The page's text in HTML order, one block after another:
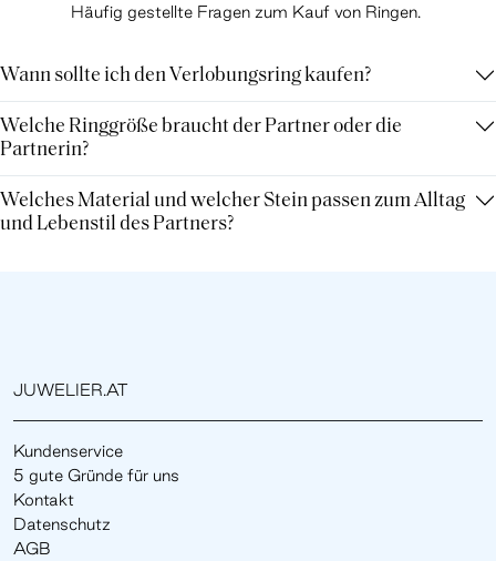
Häufig gestellte Fragen zum Kauf von Ringen.
Wann sollte ich den Verlobungsring kaufen?
Welche Ringgröße braucht der Partner oder die
Partnerin?
Welches Material und welcher Stein passen zum Alltag
und Lebenstil des Partners?
JUWELIER.AT
Kundenservice
5 gute Gründe für uns
Kontakt
Datenschutz
AGB